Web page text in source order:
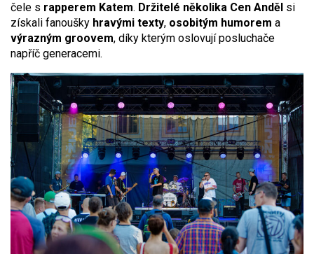
čele s rapperem Katem. Držitelé několika Cen Anděl si
získali fanoušky hravými texty, osobitým humorem a
výrazným groovem, díky kterým oslovují posluchače
napříč generacemi.